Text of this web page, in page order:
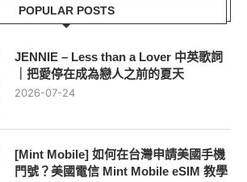
POPULAR POSTS
JENNIE – Less than a Lover 中英歌詞
｜把愛停在成為戀人之前的夏天
2026-07-24
[Mint Mobile] 如何在台灣申請美國手機
門號？美國電信 Mint Mobile eSIM 教學